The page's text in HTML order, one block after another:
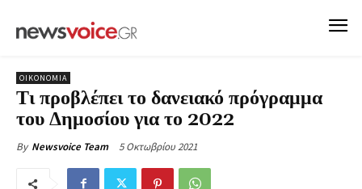
ΟΙΚΟΝΟΜΙΑ
Τι προβλέπει το δανειακό πρόγραμμα
του Δημοσίου για το 2022
By Newsvoice Team 5 Οκτωβρίου 2021